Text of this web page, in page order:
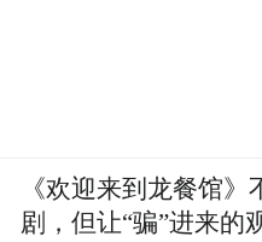
《欢迎来到龙餐馆》
剧，但让“骗”进来的